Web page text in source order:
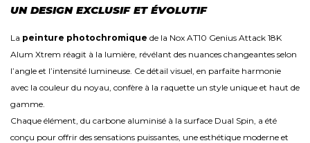
UN DESIGN EXCLUSIF ET ÉVOLUTIF
La peinture photochromique de la Nox AT10 Genius Attack 18K
Alum Xtrem réagit à la lumière, révélant des nuances changeantes selon
l’angle et l’intensité lumineuse. Ce détail visuel, en parfaite harmonie
avec la couleur du noyau, confère à la raquette un style unique et haut de
gamme.
Chaque élément, du carbone aluminisé à la surface Dual Spin, a été
conçu pour offrir des sensations puissantes, une esthétique moderne et